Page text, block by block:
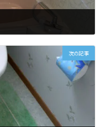
次の記事